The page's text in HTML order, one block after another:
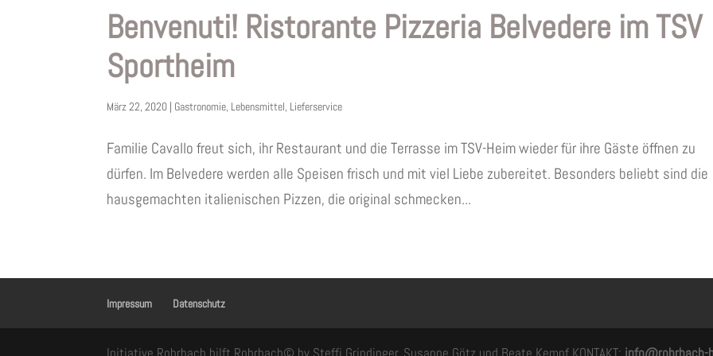
Benvenuti! Ristorante Pizzeria Belvedere im TSV
Sportheim
März 22, 2020 | Gastronomie, Lebensmittel, Lieferservice
Familie Cavallo freut sich, ihr Restaurant und die Terrasse im TSV-Heim wieder für ihre Gäste öffnen zu
dürfen. Im Belvedere werden alle Speisen frisch und mit viel Liebe zubereitet. Besonders beliebt sind die
hausgemachten italienischen Pizzen, die original schmecken...
Impressum Datenschutz